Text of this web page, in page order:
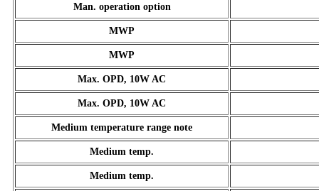
Man. operation option
MWP
MWP
Max. OPD, 10W AC
Max. OPD, 10W AC
Medium temperature range note
Medium temp.
Medium temp.